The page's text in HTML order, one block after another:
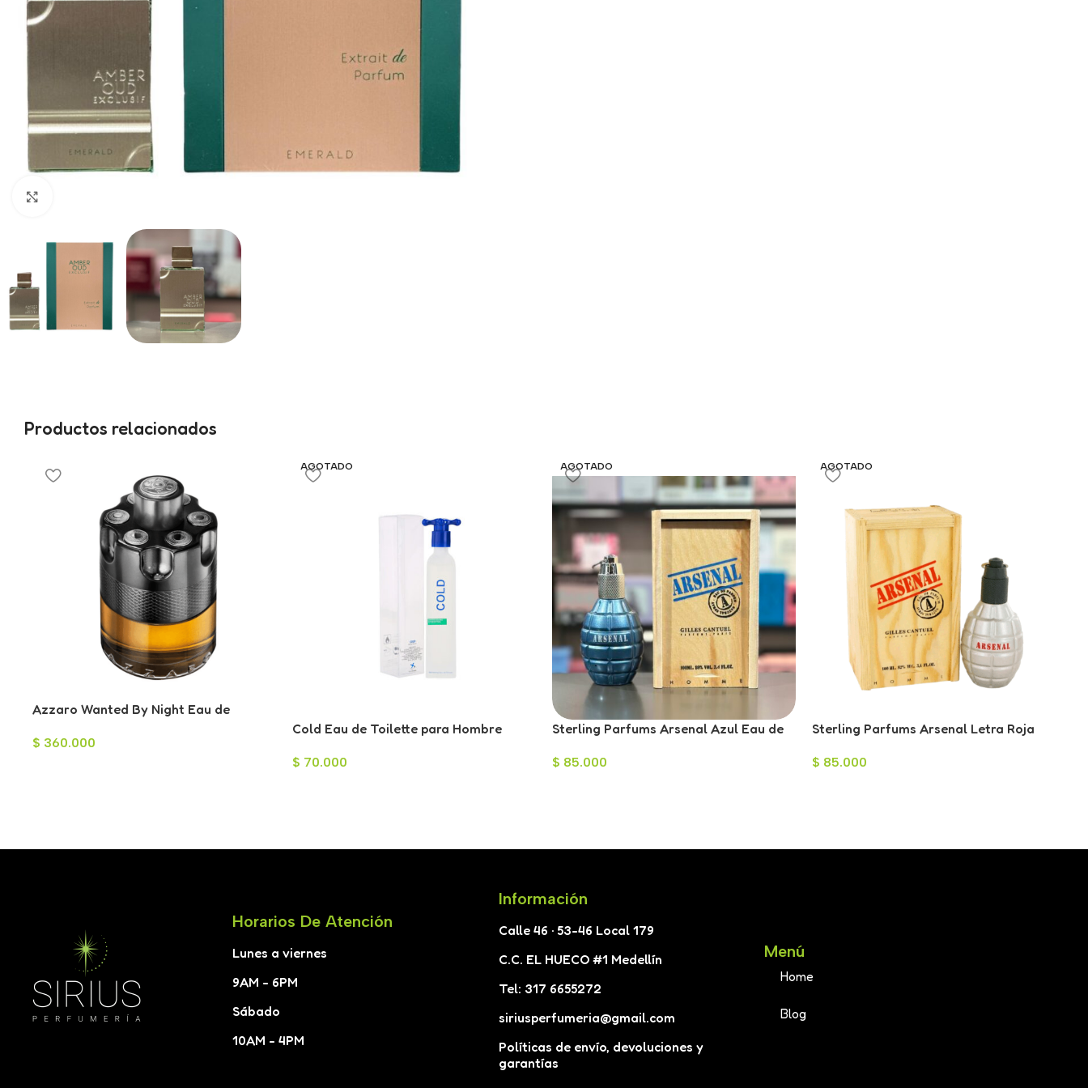
Productos relacionados
Azzaro Wanted By Night Eau de
$ 360.000
AGOTADO
Cold Eau de Toilette para Hombre
$ 70.000
AGOTADO
Sterling Parfums Arsenal Azul Eau de
$ 85.000
AGOTADO
Sterling Parfums Arsenal Letra Roja
$ 85.000
Horarios De Atención
Lunes a viernes
9AM - 6PM
Sábado
10AM - 4PM
Información
Calle 46 · 53-46 Local 179
C.C. EL HUECO #1 Medellín
Tel: 317 6655272
siriusperfumeria@gmail.com
Políticas de envío, devoluciones y
garantías
Menú
Home
Blog